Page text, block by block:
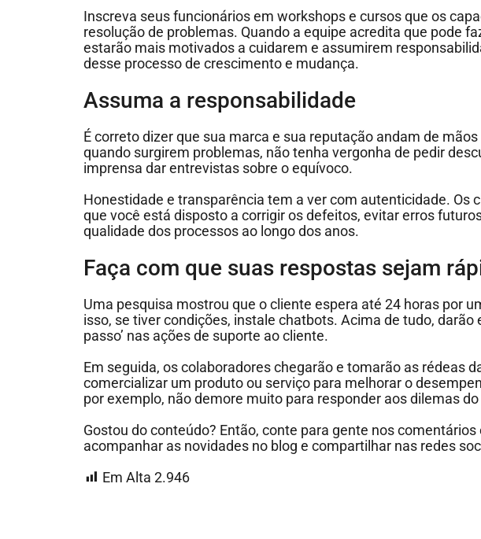
Inscreva seus funcionários em workshops e cursos que os
resolução de problemas. Quando a equipe acredita que pode
estarão mais motivados a cuidarem e assumirem
desse processo de crescimento e mudança.
Assuma a responsabilidade
É correto dizer que sua marca e sua reputação andam de mãos
quando surgirem problemas, não tenha vergonha de pedir
imprensa dar entrevistas sobre o equívoco.
Honestidade e transparência tem a ver com autenticidade. Os
que você está disposto a corrigir os defeitos, evitar erros
qualidade dos processos ao longo dos anos.
Faça com que suas respostas sejam
Uma pesquisa mostrou que o cliente espera até 24 horas por
isso, se tiver condições, instale chatbots. Acima de tudo, darão
passo’ nas ações de suporte ao cliente.
Em seguida, os colaboradores chegarão e tomarão as rédeas
comercializar um produto ou serviço para melhorar o
por exemplo, não demore muito para responder aos dilemas
Gostou do conteúdo? Então, conte para gente nos comentários
acompanhar as novidades no blog e compartilhar nas redes
Em Alta 2.946